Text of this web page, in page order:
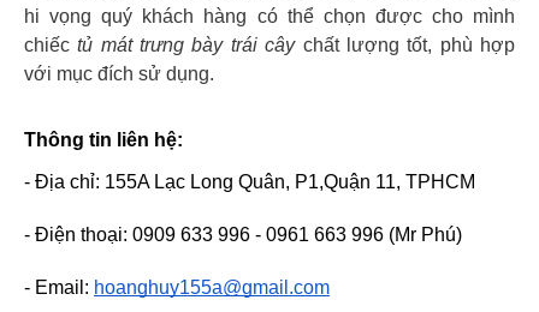
hi vọng quý khách hàng có thể chọn được cho mình
chiếc tủ mát trưng bày trái cây chất lượng tốt, phù hợp
với mục đích sử dụng.
Thông tin liên hệ:
- Địa chỉ: 155A Lạc Long Quân, P1,Quận 11, TPHCM
- Điện thoại: 0909 633 996 - 0961 663 996 (Mr Phú)
- Email: hoanghuy155a@gmail.com